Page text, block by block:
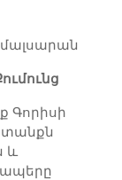
Գորիսի
և